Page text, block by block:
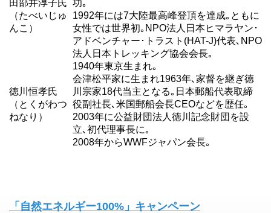
田部井淳子氏
（たべいじゅ
んこ）
功｡
1992年には7大陸最高峰登頂を達成｡ともに
女性では世界初｡NPO法人日本ヒマラヤン･
アドベンチャー･トラスト(HAT-J)代表､NPO
法人日本トレッキング協会会長｡
徳川恒孝氏
（とくがわつ
ねなり）
1940年東京生まれ｡
会津松平家に生まれ1963年､家督を継ぎ徳
川宗家18代当主となる｡日本郵船代表取締
役副社長､米国郵船会長CEOなどを歴任｡
2003年に公益財団法人徳川記念財団を設
立､初代理事長に｡
2008年からWWFジャパン会長｡
「自然エネルギー100%」キャンペーン